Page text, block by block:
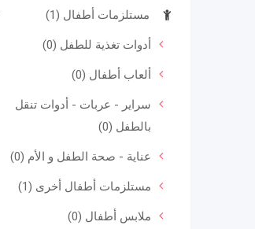
مستلزمات أطفال (1)
أدوات تغذية للطفل (0)
ألعاب أطفال (0)
سراير - عربات - أدوات تنقل
بالطفل (0)
عناية - صحة الطفل و الأم (0)
مستلزمات أطفال أخرى (1)
ملابس أطفال (0)